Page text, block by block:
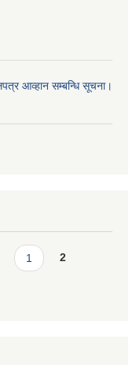
आव्हान सम्बन्धि सूचना।
1 2